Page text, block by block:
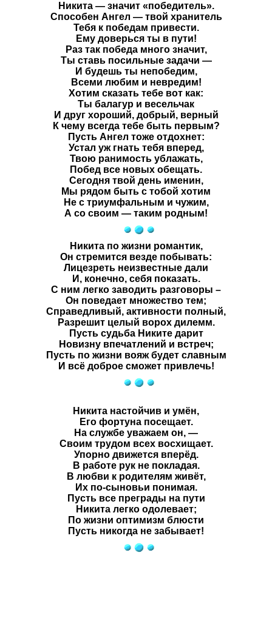
Никита — значит «победитель».
Способен Ангел — твой хранитель
Тебя к победам привести.
Ему доверься ты в пути!
Раз так победа много значит,
Ты ставь посильные задачи —
И будешь ты непобедим,
Всеми любим и невредим!
Хотим сказать тебе вот как:
Ты балагур и весельчак
И друг хороший, добрый, верный
К чему всегда тебе быть первым?
Пусть Ангел тоже отдохнет:
Устал уж гнать тебя вперед,
Твою ранимость ублажать,
Побед все новых обещать.
Сегодня твой день именин,
Мы рядом быть с тобой хотим
Не с триумфальным и чужим,
А со своим — таким родным!
Никитапо жизни романтик,
Он стремится везде побывать:
Лицезреть неизвестные дали
И, конечно, себя показать.
С ним легко заводить разговоры –
Он поведает множество тем;
Справедливый, активности полный,
Разрешит целый ворох дилемм.
Пусть судьба Никите дарит
Новизну впечатлений и встреч;
Пусть по жизни вояж будет славным
И всё доброе сможет привлечь!
Никита настойчив и умён,
Его фортуна посещает.
На службе уважаем он, —
Своим трудом всех восхищает.
Упорно движется вперёд.
В работе рук не покладая.
В любви к родителям живёт,
Их по-сыновьи понимая.
Пусть все преграды на пути
Никиталегко одолевает;
По жизни оптимизм блюсти
Пусть никогда не забывает!